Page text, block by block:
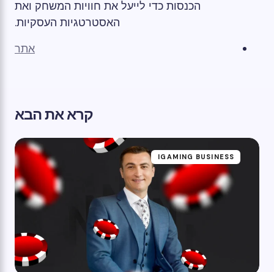
הכנסות כדי לייעל את חוויות המשחק ואת
האסטרטגיות העסקיות.
אתר
קרא את הבא
IGAMING BUSINESS